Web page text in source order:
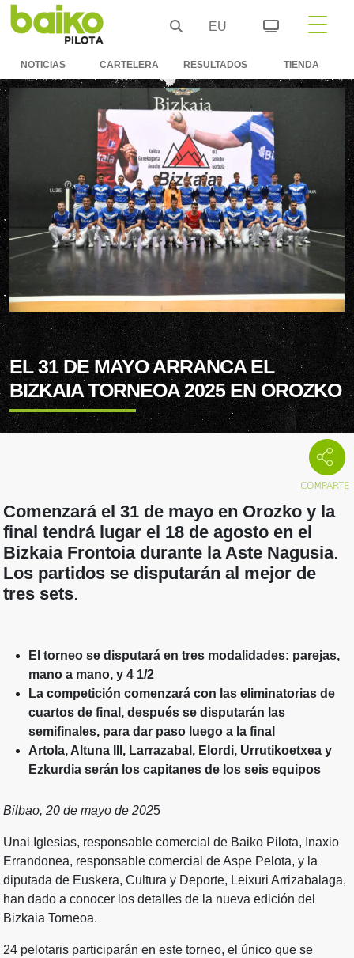
EU
NOTICIAS CARTELERA RESULTADOS TIENDA
EL 31 DE MAYO ARRANCA EL
BIZKAIA TORNEOA 2025 EN OROZKO
Comenzará el 31 de mayo en Orozko y la
final tendrá lugar el 18 de agosto en el
Bizkaia Frontoia durante la Aste Nagusia.
Los partidos se disputarán al mejor de
tres sets.
El torneo se disputará en tres modalidades: parejas,
mano a mano, y 4 1/2
La competición comenzará con las eliminatorias de
cuartos de final, después se disputarán las
semifinales, para dar paso luego a la final
Artola, Altuna III, Larrazabal, Elordi, Urrutikoetxea y
Ezkurdia serán los capitanes de los seis equipos
Bilbao, 20 de mayo de 2025
Unai Iglesias, responsable comercial de Baiko Pilota, Inaxio
Errandonea, responsable comercial de Aspe Pelota, y la
diputada de Euskera, Cultura y Deporte, Leixuri Arrizabalaga,
han dado a conocer los detalles de la nueva edición del
Bizkaia Torneoa.
24 pelotaris participarán en este torneo, el único que se